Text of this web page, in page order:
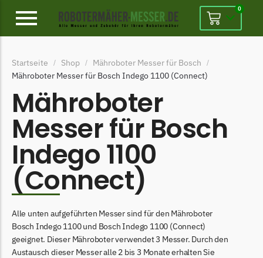
Alpina Messer
Ambrogio
Ambrogio Messer
Begrenzungsdraht
Belrobotics
Belrobotics Messer
Black & Decker
Black & Decker Messer
0
Startseite / Shop / Mähroboter Messer für Bosch /
Mähroboter Messer für Bosch Indego 1100 (Connect)
Mähroboter
Messer für Bosch
Indego 1100
(Connect)
Alle unten aufgeführten Messer sind für den Mähroboter
Bosch Indego 1100 und Bosch Indego 1100 (Connect)
geeignet. Dieser Mähroboter verwendet 3 Messer. Durch den
Austausch dieser Messer alle 2 bis 3 Monate erhalten Sie